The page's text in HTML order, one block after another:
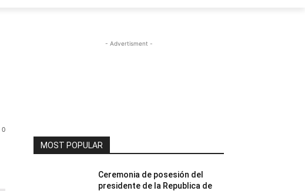
0
- Advertisment -
MOST POPULAR
Ceremonia de posesión del
presidente de la Republica de